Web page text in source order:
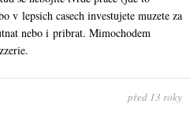
v lepsich casech investujete muzete za
nebo i pribrat. Mimochodem
před 13 roky